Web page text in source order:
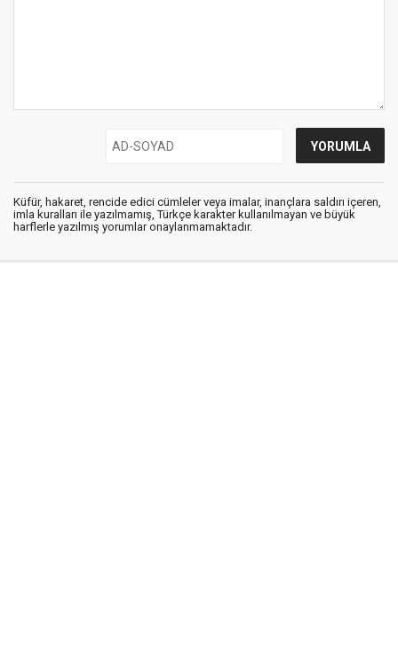
Küfür, hakaret, rencide edici cümleler veya imalar, inançlara saldırı içeren,
imla kuralları ile yazılmamış, Türkçe karakter kullanılmayan ve büyük
harflerle yazılmış yorumlar onaylanmamaktadır.